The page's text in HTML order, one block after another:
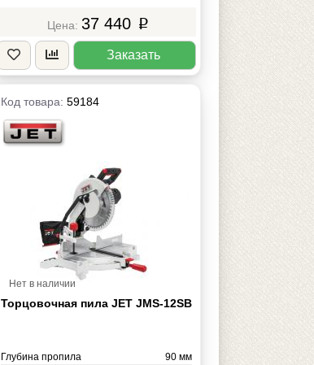
37 440 p
Заказать
Код товара:59184
Нет в наличии
Торцовочная пила JET JMS-12SB
Глубина пропила
90 мм